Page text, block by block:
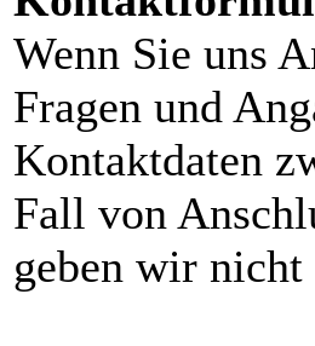
Wenn Sie uns
Fragen und
Kontaktdaten
Fall von
geben wir